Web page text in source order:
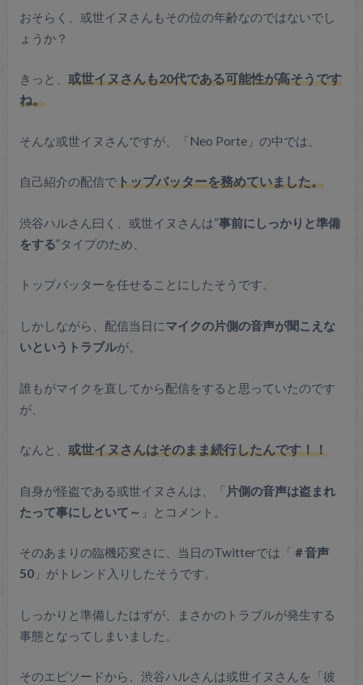
おそらく、或世イヌさんもその位の年齢なのではないでし
ょうか？
きっと、 或世イヌさんも20代である可能性が高そうです
ね。
そんな或世イヌさんですが、「Neo Porte」の中では、
自己紹介の配信でトップバッターを務めていました。
渋谷ハルさん曰く、或世イヌさんは“事前にしっかりと準備
をする”タイプのため、
トップバッターを任せることにしたそうです。
しかしながら、配信当日にマイクの片側の音声が聞こえな
いというトラブルが。
誰もがマイクを直してから配信をすると思っていたのです
が、
なんと、 或世イヌさんはそのまま続行したんです！！
自身が怪盗である或世イヌさんは、「 片側の音声は盗まれ
たって事にしといて～ 」とコメント。
そのあまりの臨機応変さに、当日のTwitterでは「 ＃音声
50」がトレンド入りしたそうです。
しっかりと準備したはずが、まさかのトラブルが発生する
事態となってしまいました。
そのエピソードから、渋谷ハルさんは或世イヌさんを「彼